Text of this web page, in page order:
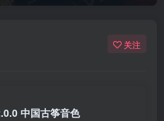
关注
中国古筝音色